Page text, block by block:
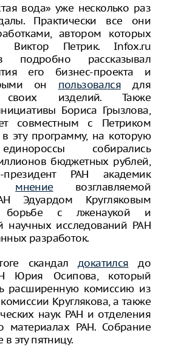
вода» уже несколько раз
Практически все они
автором которых
Виктор Петрик. Infox.ru
подробно рассказывал
его бизнес-проекта и
он пользовался для
своих изделий. Также
Бориса Грызлова,
совместным с Петриком
эту программу, на которую
собирались
бюджетных рублей,
РАН академик
мнение возглавляемой
Эдуардом Кругляковым
борьбе с лженаукой и
научных исследований РАН
разработок.
скандал докатился до
Юрия Осипова, который
расширенную комиссию из
Круглякова, а также
наук РАН и отделения
РАН. Собрание
в эту пятницу.